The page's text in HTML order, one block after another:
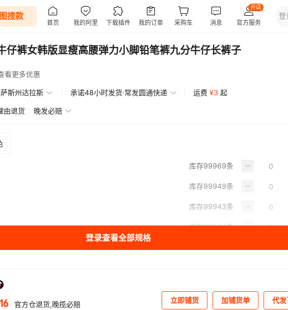
裤女韩版显瘦高腰弹力小脚铅笔裤九分牛仔长裤子
看更多优惠
斯州达拉斯 承诺48小时发货·常发圆通快递 运费 ¥3 起
由退货 晚发必赔
库存99969条
库存99949条
库存99943条
库存99924条
登录查看全部规格
16 官方仓退货,晚揽必赔 立即铺货 加铺货单 代